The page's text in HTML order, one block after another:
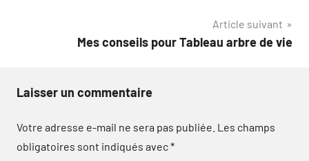
Article suivant
Mes conseils pour Tableau arbre de vie
Laisser un commentaire
Votre adresse e-mail ne sera pas publiée. Les champs
obligatoires sont indiqués avec*